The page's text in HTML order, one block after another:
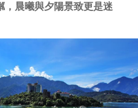
，晨曦與夕陽景致更是迷